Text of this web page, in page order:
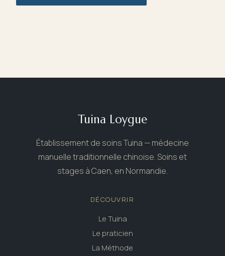
Tuina Loygue
Établissement de soins Tuina — médecine
manuelle traditionnelle chinoise. Soins et
stages à Caen, en Normandie.
DÉCOUVRIR
Le Tuina
Le praticien
La Méthode